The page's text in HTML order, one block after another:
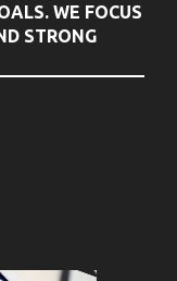
WE FOCUS
STRONG